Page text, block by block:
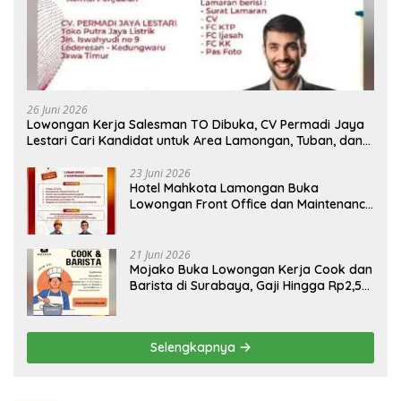
26 Juni 2026
Lowongan Kerja Salesman TO Dibuka, CV Permadi Jaya
Lestari Cari Kandidat untuk Area Lamongan, Tuban, dan
23 Juni 2026
Hotel Mahkota Lamongan Buka
Lowongan Front Office dan Maintenance
21 Juni 2026
Mojako Buka Lowongan Kerja Cook dan
Barista di Surabaya, Gaji Hingga Rp2,5
Selengkapnya